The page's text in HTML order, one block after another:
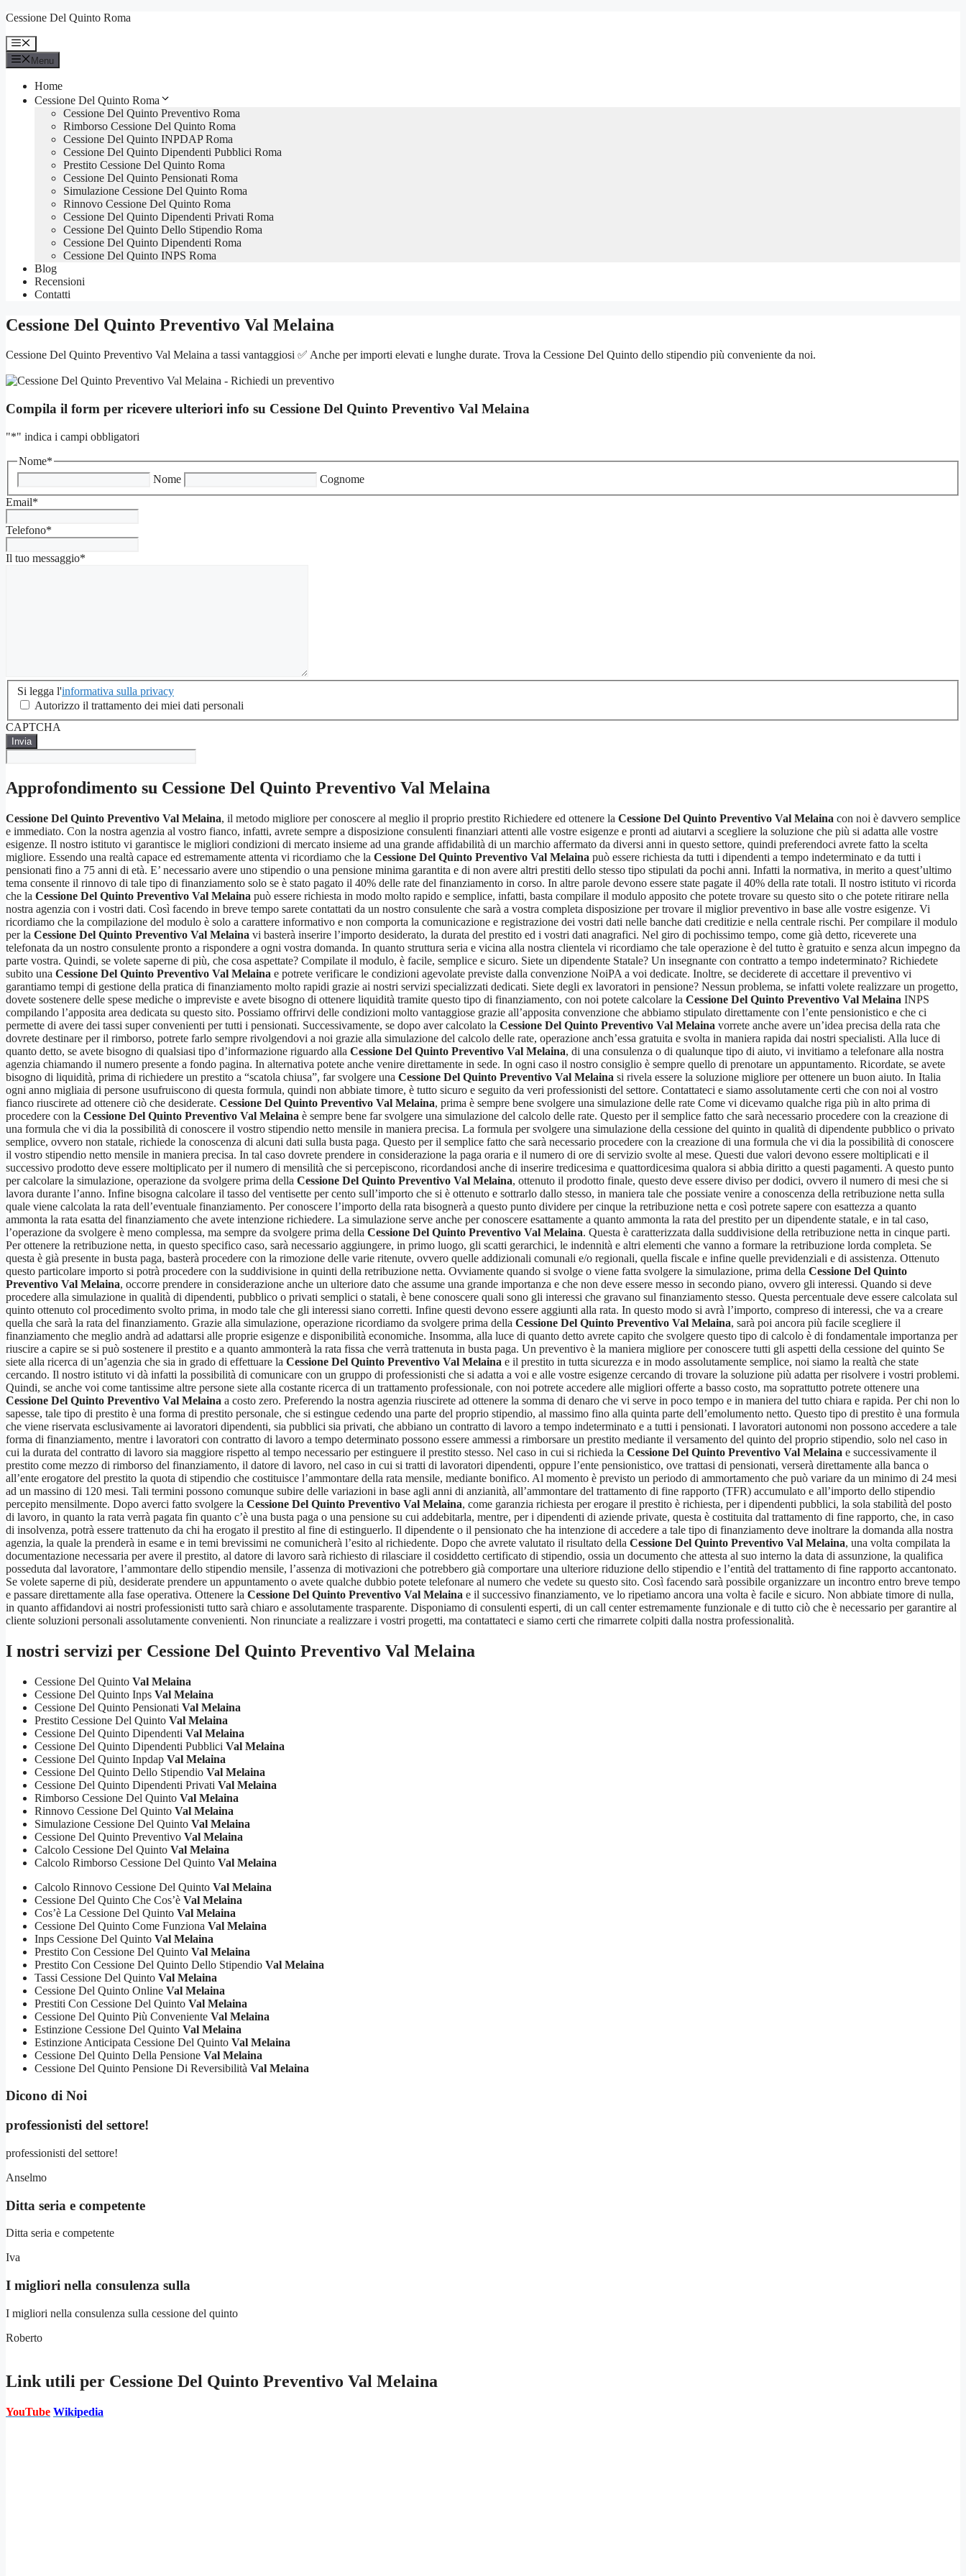
Vai
contenuto
Cessione Del Quinto Roma
Menu
Menu
Home
Cessione Del Quinto Roma
Cessione Del Quinto Preventivo Roma
Rimborso Cessione Del Quinto Roma
Cessione Del Quinto INPDAP Roma
Cessione Del Quinto Dipendenti Pubblici Roma
Prestito Cessione Del Quinto Roma
Cessione Del Quinto Pensionati Roma
Simulazione Cessione Del Quinto Roma
Rinnovo Cessione Del Quinto Roma
Cessione Del Quinto Dipendenti Privati Roma
Cessione Del Quinto Dello Stipendio Roma
Cessione Del Quinto Dipendenti Roma
Cessione Del Quinto INPS Roma
Blog
Recensioni
Contatti
Cessione Del Quinto Preventivo Val Melaina
Cessione Del Quinto Preventivo Val Melaina a tassi vantaggiosi ✅ Anche per importi elevati e lunghe durate. Trova la Cessione Del Quinto dello stipendio più conveniente da noi.
Compila il form per ricevere ulteriori info su Cessione Del Quinto Preventivo Val Melaina
"*" indica i campi obbligatori
Nome*
Nome
Cognome
Email*
Telefono*
Il tuo messaggio*
Si
legga
sulla
privacy
Si legga l'informativa sulla privacy
Autorizzo il trattamento dei miei dati personali
CAPTCHA
Approfondimento su Cessione Del Quinto Preventivo Val Melaina
Cessione Del Quinto Preventivo Val Melaina, il metodo migliore per conoscere al meglio il proprio prestito Richiedere ed ottenere la Cessione Del Quinto Preventivo Val Melaina con noi è davvero semplice
e immediato. Con la nostra agenzia al vostro fianco, infatti, avrete sempre a disposizione consulenti finanziari attenti alle vostre esigenze e pronti ad aiutarvi a scegliere la soluzione che più si adatta alle vostre
esigenze. Il nostro istituto vi garantisce le migliori condizioni di mercato insieme ad una grande affidabilità di un marchio affermato da diversi anni in questo settore, quindi preferendoci avrete fatto la scelta
migliore. Essendo una realtà capace ed estremamente attenta vi ricordiamo che la Cessione Del Quinto Preventivo Val Melaina può essere richiesta da tutti i dipendenti a tempo indeterminato e da tutti i
pensionati fino a 75 anni di età. E’ necessario avere uno stipendio o una pensione minima garantita e di non avere altri prestiti dello stesso tipo stipulati da pochi anni. Infatti la normativa, in merito a quest’ultimo
tema consente il rinnovo di tale tipo di finanziamento solo se è stato pagato il 40% delle rate del finanziamento in corso. In altre parole devono essere state pagate il 40% della rate totali. Il nostro istituto vi ricorda
che la Cessione Del Quinto Preventivo Val Melaina può essere richiesta in modo molto rapido e semplice, infatti, basta compilare il modulo apposito che potete trovare su questo sito o che potete ritirare nella
nostra agenzia con i vostri dati. Così facendo in breve tempo sarete contattati da un nostro consulente che sarà a vostra completa disposizione per trovare il miglior preventivo in base alle vostre esigenze. Vi
ricordiamo che la compilazione del modulo è solo a carattere informativo e non comporta la comunicazione e registrazione dei vostri dati nelle banche dati creditizie e nella centrale rischi. Per compilare il modulo
per la Cessione Del Quinto Preventivo Val Melaina vi basterà inserire l’importo desiderato, la durata del prestito ed i vostri dati anagrafici. Nel giro di pochissimo tempo, come già detto, riceverete una
telefonata da un nostro consulente pronto a rispondere a ogni vostra domanda. In quanto struttura seria e vicina alla nostra clientela vi ricordiamo che tale operazione è del tutto è gratuito e senza alcun impegno da
parte vostra. Quindi, se volete saperne di più, che cosa aspettate? Compilate il modulo, è facile, semplice e sicuro. Siete un dipendente Statale? Un insegnante con contratto a tempo indeterminato? Richiedete
subito una Cessione Del Quinto Preventivo Val Melaina e potrete verificare le condizioni agevolate previste dalla convenzione NoiPA a voi dedicate. Inoltre, se deciderete di accettare il preventivo vi
garantiamo tempi di gestione della pratica di finanziamento molto rapidi grazie ai nostri servizi specializzati dedicati. Siete degli ex lavoratori in pensione? Nessun problema, se infatti volete realizzare un progetto,
dovete sostenere delle spese mediche o impreviste e avete bisogno di ottenere liquidità tramite questo tipo di finanziamento, con noi potete calcolare la Cessione Del Quinto Preventivo Val Melaina INPS
compilando l’apposita area dedicata su questo sito. Possiamo offrirvi delle condizioni molto vantaggiose grazie all’apposita convenzione che abbiamo stipulato direttamente con l’ente pensionistico e che ci
permette di avere dei tassi super convenienti per tutti i pensionati. Successivamente, se dopo aver calcolato la Cessione Del Quinto Preventivo Val Melaina vorrete anche avere un’idea precisa della rata che
dovrete destinare per il rimborso, potrete farlo sempre rivolgendovi a noi grazie alla simulazione del calcolo delle rate, operazione anch’essa gratuita e svolta in maniera rapida dai nostri specialisti. Alla luce di
quanto detto, se avete bisogno di qualsiasi tipo d’informazione riguardo alla Cessione Del Quinto Preventivo Val Melaina, di una consulenza o di qualunque tipo di aiuto, vi invitiamo a telefonare alla nostra
agenzia chiamando il numero presente a fondo pagina. In alternativa potete anche venire direttamente in sede. In ogni caso il nostro consiglio è sempre quello di prenotare un appuntamento. Ricordate, se avete
bisogno di liquidità, prima di richiedere un prestito a “scatola chiusa”, far svolgere una Cessione Del Quinto Preventivo Val Melaina si rivela essere la soluzione migliore per ottenere un buon aiuto. In Italia
ogni anno migliaia di persone usufruiscono di questa formula, quindi non abbiate timore, è tutto sicuro e seguito da veri professionisti del settore. Contattateci e siamo assolutamente certi che con noi al vostro
fianco riuscirete ad ottenere ciò che desiderate. Cessione Del Quinto Preventivo Val Melaina, prima è sempre bene svolgere una simulazione delle rate Come vi dicevamo qualche riga più in alto prima di
procedere con la Cessione Del Quinto Preventivo Val Melaina è sempre bene far svolgere una simulazione del calcolo delle rate. Questo per il semplice fatto che sarà necessario procedere con la creazione di
una formula che vi dia la possibilità di conoscere il vostro stipendio netto mensile in maniera precisa. La formula per svolgere una simulazione della cessione del quinto in qualità di dipendente pubblico o privato
semplice, ovvero non statale, richiede la conoscenza di alcuni dati sulla busta paga. Questo per il semplice fatto che sarà necessario procedere con la creazione di una formula che vi dia la possibilità di conoscere
il vostro stipendio netto mensile in maniera precisa. In tal caso dovrete prendere in considerazione la paga oraria e il numero di ore di servizio svolte al mese. Questi due valori devono essere moltiplicati e il
successivo prodotto deve essere moltiplicato per il numero di mensilità che si percepiscono, ricordandosi anche di inserire tredicesima e quattordicesima qualora si abbia diritto a questi pagamenti. A questo punto
per calcolare la simulazione, operazione da svolgere prima della Cessione Del Quinto Preventivo Val Melaina, ottenuto il prodotto finale, questo deve essere diviso per dodici, ovvero il numero di mesi che si
lavora durante l’anno. Infine bisogna calcolare il tasso del ventisette per cento sull’importo che si è ottenuto e sottrarlo dallo stesso, in maniera tale che possiate venire a conoscenza della retribuzione netta sulla
quale viene calcolata la rata dell’eventuale finanziamento. Per conoscere l’importo della rata bisognerà a questo punto dividere per cinque la retribuzione netta e così potrete sapere con esattezza a quanto
ammonta la rata esatta del finanziamento che avete intenzione richiedere. La simulazione serve anche per conoscere esattamente a quanto ammonta la rata del prestito per un dipendente statale, e in tal caso,
l’operazione da svolgere è meno complessa, ma sempre da svolgere prima della Cessione Del Quinto Preventivo Val Melaina. Questa è caratterizzata dalla suddivisione della retribuzione netta in cinque parti.
Per ottenere la retribuzione netta, in questo specifico caso, sarà necessario aggiungere, in primo luogo, gli scatti gerarchici, le indennità e altri elementi che vanno a formare la retribuzione lorda completa. Se
questa è già presente in busta paga, basterà procedere con la rimozione delle varie ritenute, ovvero quelle addizionali comunali e/o regionali, quella fiscale e infine quelle previdenziali e di assistenza. Ottenuto
questo particolare importo si potrà procedere con la suddivisione in quinti della retribuzione netta. Ovviamente quando si svolge o viene fatta svolgere la simulazione, prima della Cessione Del Quinto
Preventivo Val Melaina, occorre prendere in considerazione anche un ulteriore dato che assume una grande importanza e che non deve essere messo in secondo piano, ovvero gli interessi. Quando si deve
procedere alla simulazione in qualità di dipendenti, pubblico o privati semplici o statali, è bene conoscere quali sono gli interessi che gravano sul finanziamento stesso. Questa percentuale deve essere calcolata sul
quinto ottenuto col procedimento svolto prima, in modo tale che gli interessi siano corretti. Infine questi devono essere aggiunti alla rata. In questo modo si avrà l’importo, compreso di interessi, che va a creare
quella che sarà la rata del finanziamento. Grazie alla simulazione, operazione ricordiamo da svolgere prima della Cessione Del Quinto Preventivo Val Melaina, sarà poi ancora più facile scegliere il
finanziamento che meglio andrà ad adattarsi alle proprie esigenze e disponibilità economiche. Insomma, alla luce di quanto detto avrete capito che svolgere questo tipo di calcolo è di fondamentale importanza per
riuscire a capire se si può sostenere il prestito e a quanto ammonterà la rata fissa che verrà trattenuta in busta paga. Un preventivo è la maniera migliore per conoscere tutti gli aspetti della cessione del quinto Se
siete alla ricerca di un’agenzia che sia in grado di effettuare la Cessione Del Quinto Preventivo Val Melaina e il prestito in tutta sicurezza e in modo assolutamente semplice, noi siamo la realtà che state
cercando. Il nostro istituto vi dà infatti la possibilità di comunicare con un gruppo di professionisti che si adatta a voi e alle vostre esigenze cercando di trovare la soluzione più adatta per risolvere i vostri problemi.
Quindi, se anche voi come tantissime altre persone siete alla costante ricerca di un trattamento professionale, con noi potrete accedere alle migliori offerte a basso costo, ma soprattutto potrete ottenere una
Cessione Del Quinto Preventivo Val Melaina a costo zero. Preferendo la nostra agenzia riuscirete ad ottenere la somma di denaro che vi serve in poco tempo e in maniera del tutto chiara e rapida. Per chi non lo
sapesse, tale tipo di prestito è una forma di prestito personale, che si estingue cedendo una parte del proprio stipendio, al massimo fino alla quinta parte dell’emolumento netto. Questo tipo di prestito è una formula
che viene riservata esclusivamente ai lavoratori dipendenti, sia pubblici sia privati, che abbiano un contratto di lavoro a tempo indeterminato e a tutti i pensionati. I lavoratori autonomi non possono accedere a tale
forma di finanziamento, mentre i lavoratori con contratto di lavoro a tempo determinato possono essere ammessi a rimborsare un prestito mediante il versamento del quinto del proprio stipendio, solo nel caso in
cui la durata del contratto di lavoro sia maggiore rispetto al tempo necessario per estinguere il prestito stesso. Nel caso in cui si richieda la Cessione Del Quinto Preventivo Val Melaina e successivamente il
prestito come mezzo di rimborso del finanziamento, il datore di lavoro, nel caso in cui si tratti di lavoratori dipendenti, oppure l’ente pensionistico, ove trattasi di pensionati, verserà direttamente alla banca o
all’ente erogatore del prestito la quota di stipendio che costituisce l’ammontare della rata mensile, mediante bonifico. Al momento è previsto un periodo di ammortamento che può variare da un minimo di 24 mesi
ad un massino di 120 mesi. Tali termini possono comunque subire delle variazioni in base agli anni di anzianità, all’ammontare del trattamento di fine rapporto (TFR) accumulato e all’importo dello stipendio
percepito mensilmente. Dopo averci fatto svolgere la Cessione Del Quinto Preventivo Val Melaina, come garanzia richiesta per erogare il prestito è richiesta, per i dipendenti pubblici, la sola stabilità del posto
di lavoro, in quanto la rata verrà pagata fin quanto c’è una busta paga o una pensione su cui addebitarla, mentre, per i dipendenti di aziende private, questa è costituita dal trattamento di fine rapporto, che, in caso
di insolvenza, potrà essere trattenuto da chi ha erogato il prestito al fine di estinguerlo. Il dipendente o il pensionato che ha intenzione di accedere a tale tipo di finanziamento deve inoltrare la domanda alla nostra
agenzia, la quale la prenderà in esame e in temi brevissimi ne comunicherà l’esito al richiedente. Dopo che avrete valutato il risultato della Cessione Del Quinto Preventivo Val Melaina, una volta compilata la
documentazione necessaria per avere il prestito, al datore di lavoro sarà richiesto di rilasciare il cosiddetto certificato di stipendio, ossia un documento che attesta al suo interno la data di assunzione, la qualifica
posseduta dal lavoratore, l’ammontare dello stipendio mensile, l’assenza di motivazioni che potrebbero già comportare una ulteriore riduzione dello stipendio e l’entità del trattamento di fine rapporto accantonato.
Se volete saperne di più, desiderate prendere un appuntamento o avete qualche dubbio potete telefonare al numero che vedete su questo sito. Così facendo sarà possibile organizzare un incontro entro breve tempo
e passare direttamente alla fase operativa. Ottenere la Cessione Del Quinto Preventivo Val Melaina e il successivo finanziamento, ve lo ripetiamo ancora una volta è facile e sicuro. Non abbiate timore di nulla,
in quanto affidandovi ai nostri professionisti tutto sarà chiaro e assolutamente trasparente. Disponiamo di consulenti esperti, di un call center estremamente funzionale e di tutto ciò che è necessario per garantire al
cliente soluzioni personali assolutamente convenienti. Non rinunciate a realizzare i vostri progetti, ma contattateci e siamo certi che rimarrete colpiti dalla nostra professionalità.
I nostri servizi per Cessione Del Quinto Preventivo Val Melaina
Cessione Del Quinto Val Melaina
Cessione Del Quinto Inps Val Melaina
Cessione Del Quinto Pensionati Val Melaina
Prestito Cessione Del Quinto Val Melaina
Cessione Del Quinto Dipendenti Val Melaina
Cessione Del Quinto Dipendenti Pubblici Val Melaina
Cessione Del Quinto Inpdap Val Melaina
Cessione Del Quinto Dello Stipendio Val Melaina
Cessione Del Quinto Dipendenti Privati Val Melaina
Rimborso Cessione Del Quinto Val Melaina
Rinnovo Cessione Del Quinto Val Melaina
Simulazione Cessione Del Quinto Val Melaina
Cessione Del Quinto Preventivo Val Melaina
Calcolo Cessione Del Quinto Val Melaina
Calcolo Rimborso Cessione Del Quinto Val Melaina
Calcolo Rinnovo Cessione Del Quinto Val Melaina
Cessione Del Quinto Che Cos’è Val Melaina
Cos’è La Cessione Del Quinto Val Melaina
Cessione Del Quinto Come Funziona Val Melaina
Inps Cessione Del Quinto Val Melaina
Prestito Con Cessione Del Quinto Val Melaina
Prestito Con Cessione Del Quinto Dello Stipendio Val Melaina
Tassi Cessione Del Quinto Val Melaina
Cessione Del Quinto Online Val Melaina
Prestiti Con Cessione Del Quinto Val Melaina
Cessione Del Quinto Più Conveniente Val Melaina
Estinzione Cessione Del Quinto Val Melaina
Estinzione Anticipata Cessione Del Quinto Val Melaina
Cessione Del Quinto Della Pensione Val Melaina
Cessione Del Quinto Pensione Di Reversibilità Val Melaina
Dicono di Noi
professionisti del settore!
professionisti del settore!
Anselmo
Ditta seria e competente
Ditta seria e competente
Iva
I migliori nella consulenza sulla
I migliori nella consulenza sulla cessione del quinto
Roberto
Link utili per Cessione Del Quinto Preventivo Val Melaina
YouTube Wikipedia